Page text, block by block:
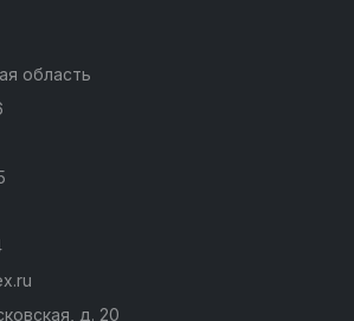
область
д. 20